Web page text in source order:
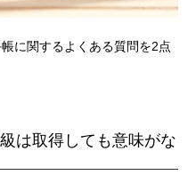
に関するよくある質問を2点
は取得しても意味がな